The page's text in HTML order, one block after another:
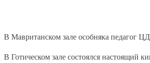
В Мавританском зале особняка педагог
В Готическом зале состоялся настоящий